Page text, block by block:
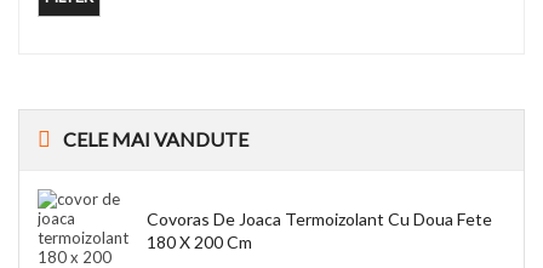
CELEMAI VANDUTE
Covoras De Joaca Termoizolant Cu Doua Fete
180 X 200 Cm